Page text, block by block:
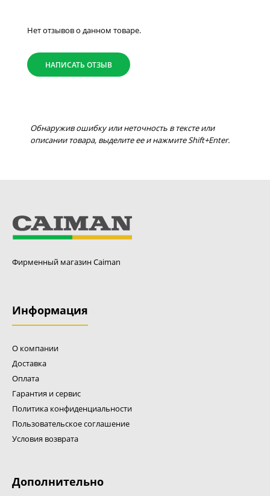
Нет отзывов о данном товаре.
НАПИСАТЬ ОТЗЫВ
Обнаружив ошибку или неточность в тексте или
описании товара, выделите ее и нажмите Shift+Enter.
Фирменный магазин Caiman
Информация
О компании
Доставка
Оплата
Гарантия и сервис
Политика конфиденциальности
Пользовательское соглашение
Условия возврата
Дополнительно